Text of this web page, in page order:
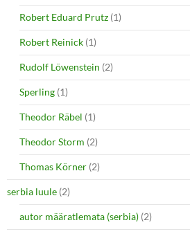
Robert Eduard Prutz (1)
Robert Reinick (1)
Rudolf Löwenstein (2)
Sperling (1)
Theodor Räbel (1)
Theodor Storm (2)
Thomas Körner (2)
serbia luule (2)
autor määratlemata (serbia) (2)